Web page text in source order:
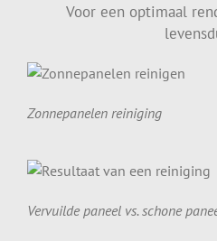
Voor een optimaal
Zonnepanelen reiniging
Vervuilde paneel vs. schone